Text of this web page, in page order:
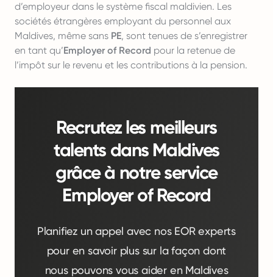
d’employeur dans le système fiscal maldivien. Les
sociétés étrangères employant du personnel aux
Maldives, même sans PE, sont tenues de s’enregistrer
en tant qu’Employer of Record pour la retenue de
l’impôt sur le revenu et les contributions à la pension.
Recrutez les meilleurs
talents dans Maldives
grâce à notre service
Employer of Record
Planifiez un appel avec nos EOR experts
pour en savoir plus sur la façon dont
nous pouvons vous aider en Maldives